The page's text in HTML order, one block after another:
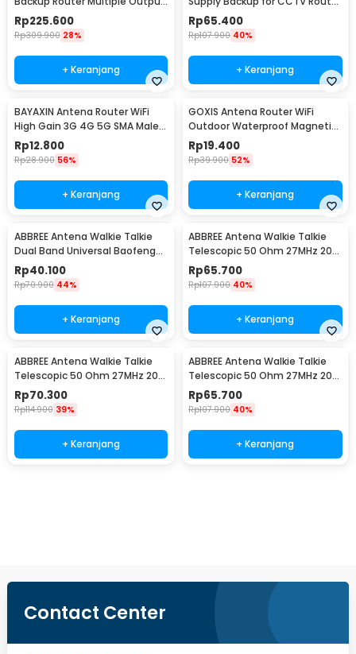
10400mAh - DCL-18W
Rp225.600
Rp309.900 28%
+ Keranjang
Alarm 5400mAh - 12V2A
Rp65.400
Rp107.900 40%
+ Keranjang
BAYAXIN Antena Router WiFi
High Gain 3G 4G 5G SMA Male
40dBi - AZ7795G
Rp12.800
Rp28.900 56%
+ Keranjang
GOXIS Antena Router WiFi
Outdoor Waterproof Magnetic
5G SMA Male 15dBi - GS-15
Rp19.400
Rp39.900 52%
+ Keranjang
ABBREE Antena Walkie Talkie
Dual Band Universal Baofeng
UV-5RH 10W 5cm - AR-806
Rp40.100
Rp70.900 44%
+ Keranjang
ABBREE Antena Walkie Talkie
Telescopic 50 Ohm 27MHz 20W
1.3M SMA Male - CB-02
Rp65.700
Rp107.900 40%
+ Keranjang
ABBREE Antena Walkie Talkie
Telescopic 50 Ohm 27MHz 20W
1.3M SMA Female - CB-02
Rp70.300
Rp114.900 39%
+ Keranjang
ABBREE Antena Walkie Talkie
Telescopic 50 Ohm 27MHz 20W
1.3M BNC - CB-02
Rp65.700
Rp107.900 40%
+ Keranjang
Contact Center